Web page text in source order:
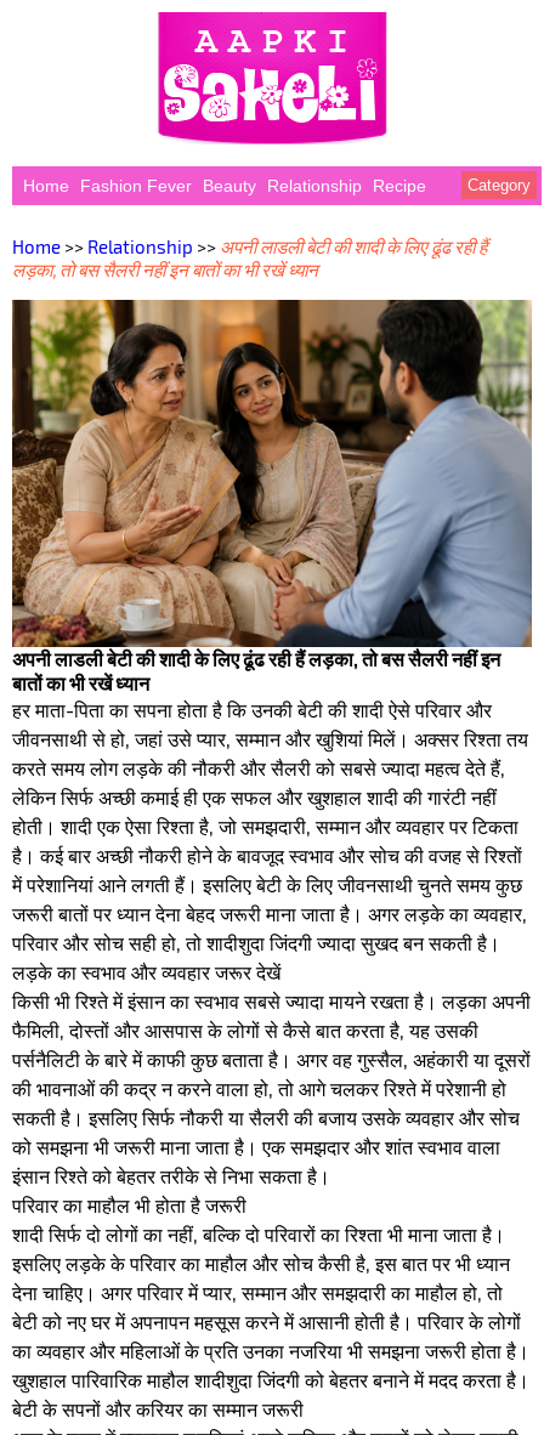
Home Fashion Fever Beauty Relationship Recipe Category
Home >> Relationship >> अपनी लाडली बेटी की शादी के लिए ढूंढ रही हैं
लड़का, तो बस सैलरी नहीं इन बातों का भी रखें ध्यान
अपनी लाडली बेटी की शादी के लिए ढूंढ रही हैं लड़का, तो बस सैलरी नहीं इन
बातों का भी रखें ध्यान
हर माता-पिता का सपना होता है कि उनकी बेटी की शादी ऐसे परिवार और
जीवनसाथी से हो, जहां उसे प्यार, सम्मान और खुशियां मिलें। अक्सर रिश्ता तय
करते समय लोग लड़के की नौकरी और सैलरी को सबसे ज्यादा महत्व देते हैं,
लेकिन सिर्फ अच्छी कमाई ही एक सफल और खुशहाल शादी की गारंटी नहीं
होती। शादी एक ऐसा रिश्ता है, जो समझदारी, सम्मान और व्यवहार पर टिकता
है। कई बार अच्छी नौकरी होने के बावजूद स्वभाव और सोच की वजह से रिश्तों
में परेशानियां आने लगती हैं। इसलिए बेटी के लिए जीवनसाथी चुनते समय कुछ
जरूरी बातों पर ध्यान देना बेहद जरूरी माना जाता है। अगर लड़के का व्यवहार,
परिवार और सोच सही हो, तो शादीशुदा जिंदगी ज्यादा सुखद बन सकती है।
लड़के का स्वभाव और व्यवहार जरूर देखें
किसी भी रिश्ते में इंसान का स्वभाव सबसे ज्यादा मायने रखता है। लड़का अपनी
फैमिली, दोस्तों और आसपास के लोगों से कैसे बात करता है, यह उसकी
पर्सनैलिटी के बारे में काफी कुछ बताता है। अगर वह गुस्सैल, अहंकारी या दूसरों
की भावनाओं की कद्र न करने वाला हो, तो आगे चलकर रिश्ते में परेशानी हो
सकती है। इसलिए सिर्फ नौकरी या सैलरी की बजाय उसके व्यवहार और सोच
को समझना भी जरूरी माना जाता है। एक समझदार और शांत स्वभाव वाला
इंसान रिश्ते को बेहतर तरीके से निभा सकता है।
परिवार का माहौल भी होता है जरूरी
शादी सिर्फ दो लोगों का नहीं, बल्कि दो परिवारों का रिश्ता भी माना जाता है।
इसलिए लड़के के परिवार का माहौल और सोच कैसी है, इस बात पर भी ध्यान
देना चाहिए। अगर परिवार में प्यार, सम्मान और समझदारी का माहौल हो, तो
बेटी को नए घर में अपनापन महसूस करने में आसानी होती है। परिवार के लोगों
का व्यवहार और महिलाओं के प्रति उनका नजरिया भी समझना जरूरी होता है।
खुशहाल पारिवारिक माहौल शादीशुदा जिंदगी को बेहतर बनाने में मदद करता है।
बेटी के सपनों और करियर का सम्मान जरूरी